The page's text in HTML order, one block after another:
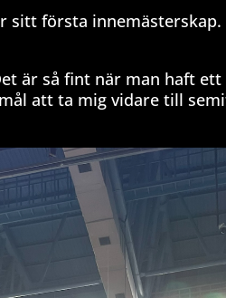
första innemästerskap.
är så fint när man haft ett
att ta mig vidare till